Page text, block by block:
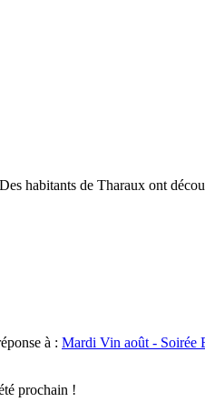
habitants de Tharaux ont
à : Mardi Vin août - Soirée
prochain !